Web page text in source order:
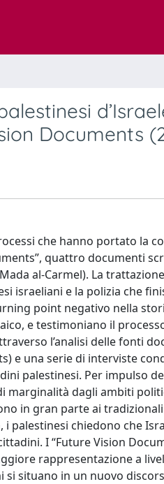
Documents
che hanno portato la
quattro documenti
al-Carmel). La
israeliani e la polizia che
point negativo nella
e testimoniano il
l’analisi delle fonti
e una serie di interviste
palestinesi. Per impulso
marginalità dagli ambiti
in gran parte ai
palestinesi chiedono che
I “Future Vision
rappresentazione a
si situano in un nuovo